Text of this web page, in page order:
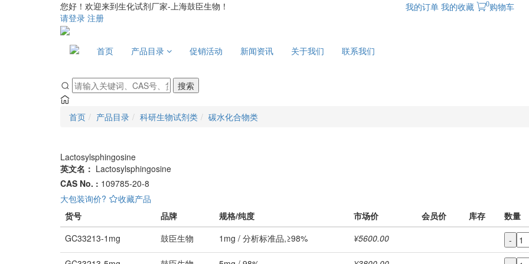
您好！欢迎来到生化试剂厂家-上海鼓臣生物！
请登录 注册
我的订单 我的收藏 0购物车
首页 产品目录 促销活动 新闻资讯 关于我们 联系我们
搜索
首页 产品目录 科研生物试剂类 碳水化合物类
Lactosylsphingosine
英文名： Lactosylsphingosine
CAS No. : 109785-20-8
大包装询价?
收藏产品
货号
品牌 规格/纯度 市场价 会员价 库存 数量
GC33213-1mg
鼓臣生物 1mg / 分析标准品,≥98% ¥5600.00 -